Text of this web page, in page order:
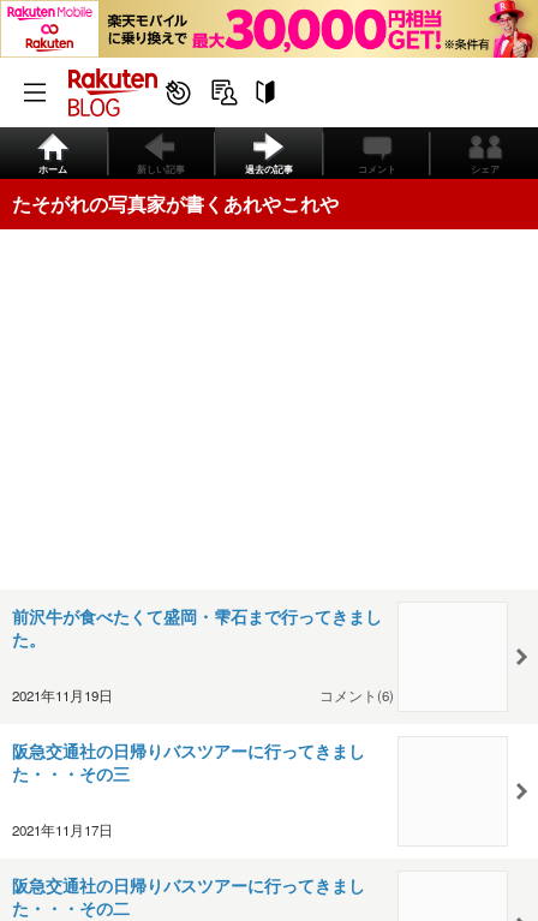
ホーム 新しい記事 過去の記事 コメント シェア
たそがれの写真家が書くあれやこれや
前沢牛が食べたくて盛岡・雫石まで行ってきまし
た。
2021年11月19日 コメント(6)
阪急交通社の日帰りバスツアーに行ってきまし
た・・・その三
2021年11月17日
阪急交通社の日帰りバスツアーに行ってきまし
た・・・その二